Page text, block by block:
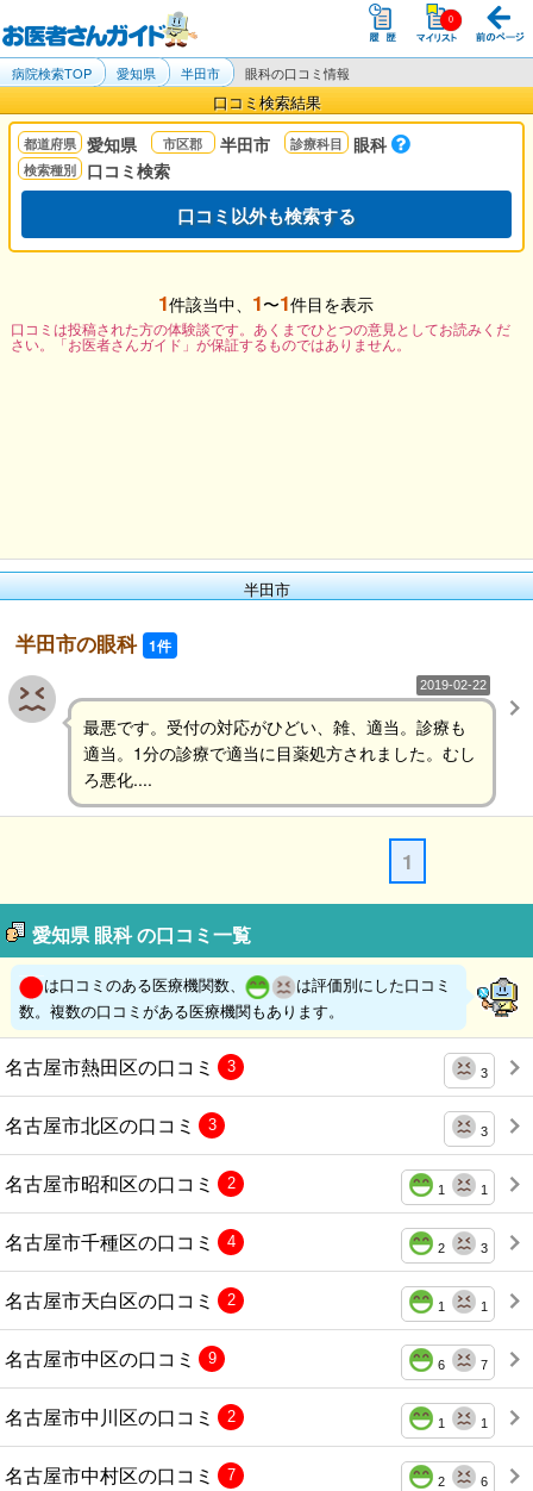
病院検索TOP 愛知県 半田市 眼科の口コミ情報
口コミ検索結果
愛知県 半田市
眼科
口コミ検索
口コミ以外も検索する
1件該当中、 1〜1件目を表示
口コミは投稿された方の体験談です。あくまでひとつの意見としてお読みくだ
さい。「お医者さんガイド」が保証するものではありません。
半田市
半田市の眼科 1件
2019-02-22
最悪です。受付の対応がひどい、雑、適当。診療も
適当。1分の診療で適当に目薬処方されました。むし
ろ悪化....
1
愛知県 眼科 の口コミ一覧
は口コミのある医療機関数、
は評価別にした口コミ
数。複数の口コミがある医療機関もあります。
名古屋市熱田区の口コミ 3
3
名古屋市北区の口コミ 3
3
名古屋市昭和区の口コミ 1 1
2
名古屋市千種区の口コミ 2 3
4
名古屋市天白区の口コミ 1 1
2
名古屋市中区の口コミ 6 7
9
名古屋市中川区の口コミ 1 1
2
名古屋市中村区の口コミ 2 6
7